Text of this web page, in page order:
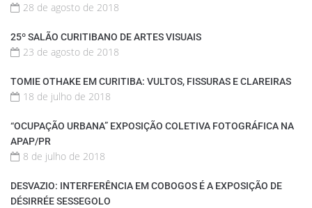
28 de agosto de 2018
25º SALÃO CURITIBANO DE ARTES VISUAIS
23 de agosto de 2018
TOMIE OTHAKE EM CURITIBA: VULTOS, FISSURAS E CLAREIRAS
18 de julho de 2018
“OCUPAÇÃO URBANA” EXPOSIÇÃO COLETIVA FOTOGRÁFICA NA
APAP/PR
8 de julho de 2018
DESVAZIO: INTERFERÊNCIA EM COBOGOS É A EXPOSIÇÃO DE
DÉSIRRÉE SESSEGOLO